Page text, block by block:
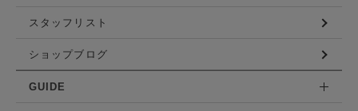
スタッフリスト
ショップブログ
GUIDE